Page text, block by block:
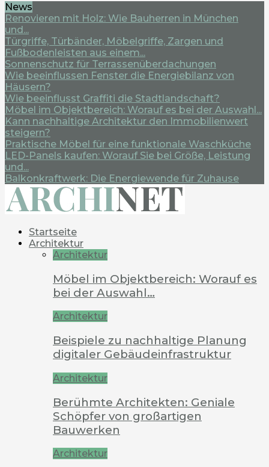
News
Renovieren mit Holz: Wie Bauherren in München
und...
Türgriffe, Türbänder, Möbelgriffe, Zargen und
Fußbodenleisten aus einem...
Sonnenschutz für Terrassenüberdachungen
Wie beeinflussen Fenster die Energiebilanz von
Häusern?
Wie beeinflusst Graffiti die Stadtlandschaft?
Möbel im Objektbereich: Worauf es bei der Auswahl...
Kann nachhaltige Architektur den Immobilienwert
steigern?
Praktische Möbel für eine funktionale Waschküche
LED-Panels kaufen: Worauf Sie bei Größe, Leistung
und...
Balkonkraftwerk: Die Energiewende für Zuhause
Startseite
Architektur
Architektur
Möbel im Objektbereich: Worauf es
bei der Auswahl…
Architektur
Beispiele zu nachhaltige Planung
digitaler Gebäudeinfrastruktur
Architektur
Berühmte Architekten: Geniale
Schöpfer von großartigen
Bauwerken
Architektur